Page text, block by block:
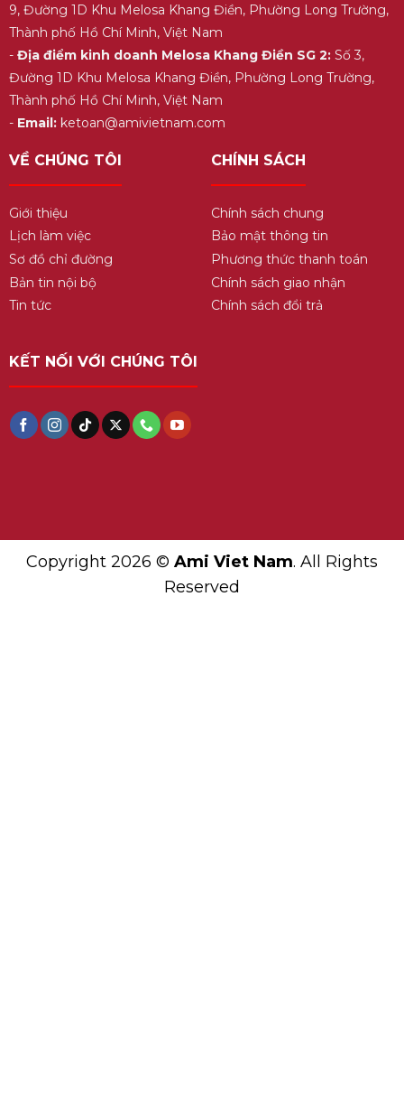
9, Đường 1D Khu Melosa Khang Điền, Phường Long Trường,
Thành phố Hồ Chí Minh, Việt Nam
- Địa điểm kinh doanh Melosa Khang Điền SG 2:Số 3,
Đường 1D Khu Melosa Khang Điền, Phường Long Trường,
Thành phố Hồ Chí Minh, Việt Nam
- Email:ketoan@amivietnam.com
VỀ CHÚNG TÔI
Giới thiệu
Lịch làm việc
Sơ đồ chỉ đường
Bản tin nội bộ
Tin tức
CHÍNH SÁCH
Chính sách chung
Bảo mật thông tin
Phương thức thanh toán
Chính sách giao nhận
Chính sách đổi trả
KẾT NỐI VỚI CHÚNG TÔI
Copyright 2026 © Ami Viet Nam. All Rights
Reserved